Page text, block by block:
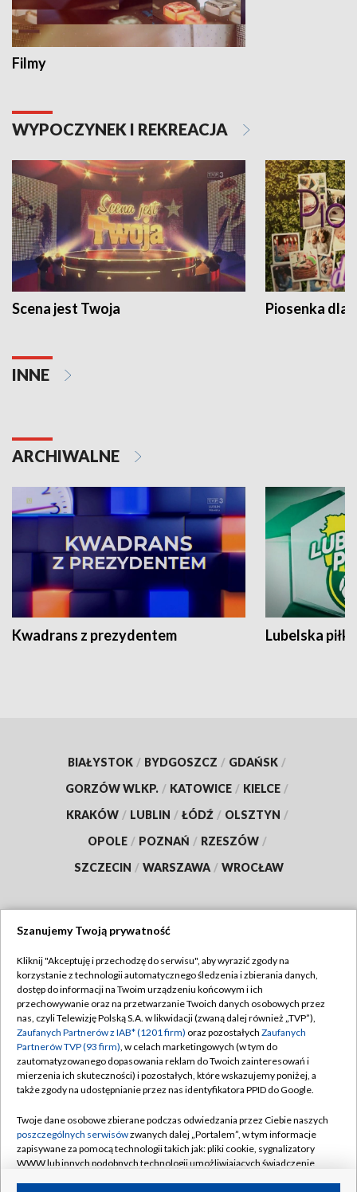
Filmy
WYPOCZYNEK I REKREACJA
Scena jest Twoja Piosenka dla
INNE
ARCHIWALNE
Kwadrans z prezydentem Lubelska piłka
BIAŁYSTOK / BYDGOSZCZ / GDAŃSK /
GORZÓW WLKP. / KATOWICE / KIELCE /
KRAKÓW / LUBLIN / ŁÓDŹ / OLSZTYN /
OPOLE / POZNAŃ / RZESZÓW /
SZCZECIN / WARSZAWA / WROCŁAW
TVP
Abonament TVP
Emisja w TVP
Centrum informacji TVP
Naziemna Telewizja Cyfrowa
Rada Programowa
System NOS
Informacje o nadawcy
Regulamin TVP
Polityka prywatności
Moje zgody
Pomoc
Kontakt
Kanały
Szanujemy Twoją prywatność
Kliknij "Akceptuję i przechodzę do serwisu", aby wyrazić zgody na
korzystanie z technologii automatycznego śledzenia i zbierania danych,
dostęp do informacji na Twoim urządzeniu końcowym i ich
przechowywanie oraz na przetwarzanie Twoich danych osobowych przez
nas, czyli Telewizję Polską S.A. w likwidacji (zwaną dalej również „TVP”),
Zaufanych Partnerów z IAB* (1201 firm) oraz pozostałych Zaufanych
Partnerów TVP (93 firm), w celach marketingowych (w tym do
zautomatyzowanego dopasowania reklam do Twoich zainteresowań i
mierzenia ich skuteczności) i pozostałych, które wskazujemy poniżej, a
także zgody na udostępnianie przez nas identyfikatora PPID do Google.
Twoje dane osobowe zbierane podczas odwiedzania przez Ciebie naszych
poszczególnych serwisówzwanych dalej „Portalem”, w tym informacje
zapisywane za pomocą technologii takich jak: pliki cookie, sygnalizatory
WWW lub innych podobnych technologii umożliwiających świadczenie